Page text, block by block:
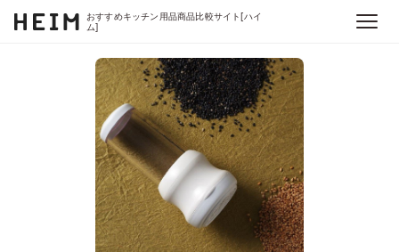
おすすめキッチン用品商品比較サイト[ハイ
ム]